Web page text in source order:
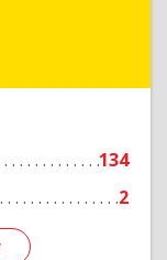
134
2
г,